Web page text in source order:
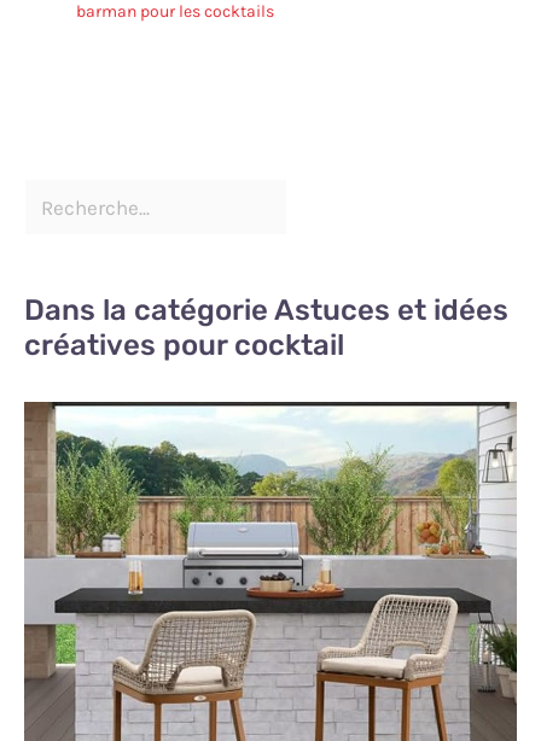
barman pour les cocktails
Dans la catégorie Astuces et idées
créatives pour cocktail